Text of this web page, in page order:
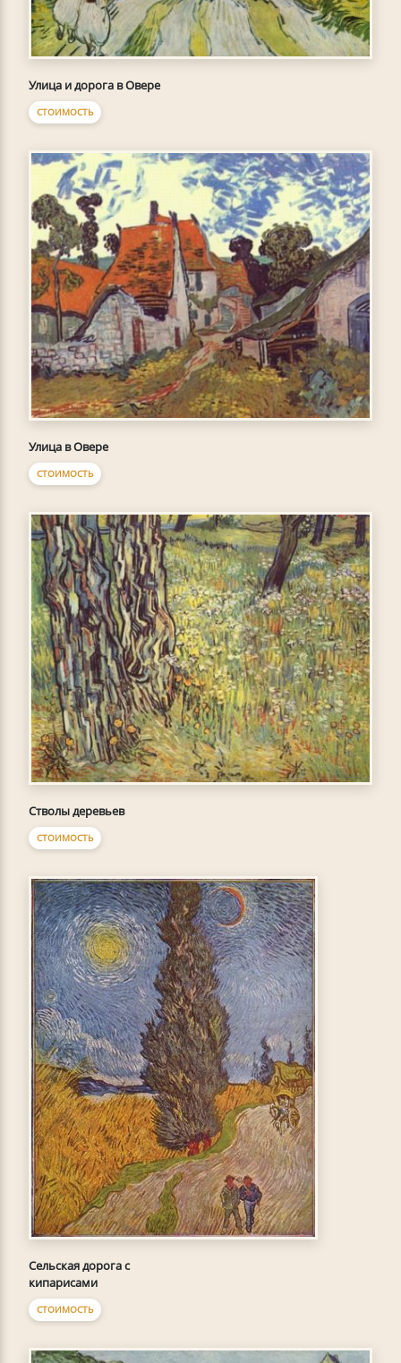
Улица и дорога в Овере
СТОИМОСТЬ
Улица в Овере
СТОИМОСТЬ
Стволы деревьев
СТОИМОСТЬ
Сельская дорога с
кипарисами
СТОИМОСТЬ